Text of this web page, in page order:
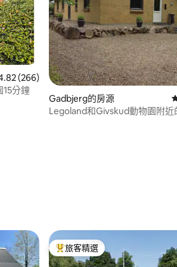
266 則評價中獲得 4.82 的平均評分（滿分 5
(266)
15分鐘
Gadbjerg的房源
Legoland和Givskud動物園附近
旅客精選榜首
旅客精選